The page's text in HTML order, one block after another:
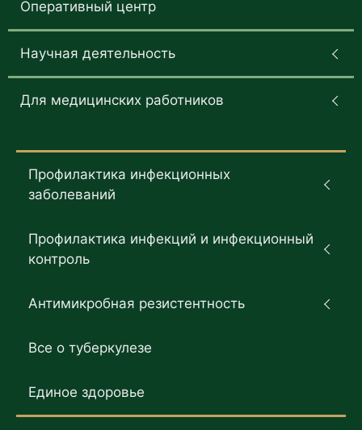
Оперативный центр
Научная деятельность
Для медицинских работников
Профилактика инфекционных
заболеваний
Профилактика инфекций и инфекционный
контроль
Антимикробная резистентность
Все о туберкулезе
Единое здоровье